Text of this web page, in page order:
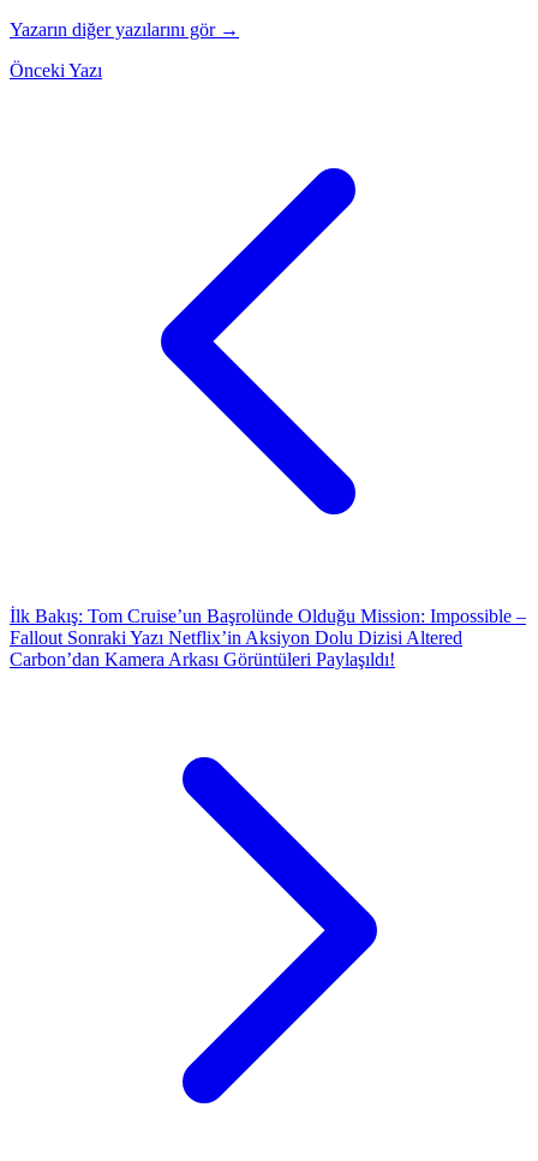
Yazarın diğer yazılarını gör →
Önceki Yazı
İlk Bakış: Tom Cruise’un Başrolünde Olduğu Mission: Impossible –
Fallout Sonraki Yazı Netflix’in Aksiyon Dolu Dizisi Altered
Carbon’dan Kamera Arkası Görüntüleri Paylaşıldı!